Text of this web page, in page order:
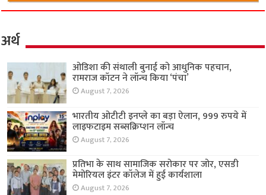
अर्थ
ओडिशा की संथाली बुनाई को आधुनिक पहचान,
रामराज कॉटन ने लॉन्च किया ‘पंचा’
August 7, 2026
भारतीय ओटीटी इनप्ले का बड़ा ऐलान, 999 रुपये में
लाइफटाइम सब्सक्रिप्शन लॉन्च
August 7, 2026
प्रतिभा के साथ सामाजिक सरोकार पर जोर, एसडी
मेमोरियल इंटर कॉलेज में हुई कार्यशाला
August 7, 2026